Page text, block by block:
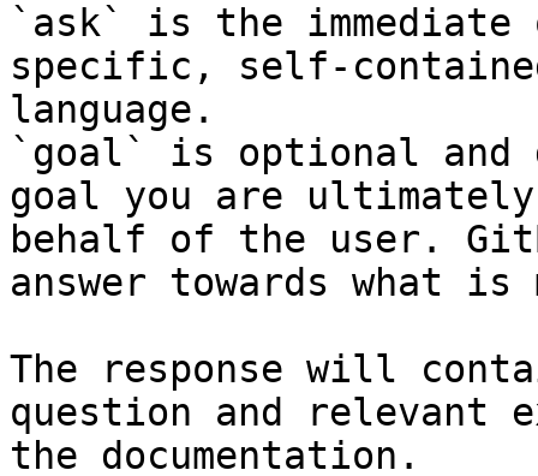
`ask` is the
specific, self-
language.
`goal` is optional and
goal you are
behalf of the user.
answer towards what
The response will
question and relevant
the documentation.